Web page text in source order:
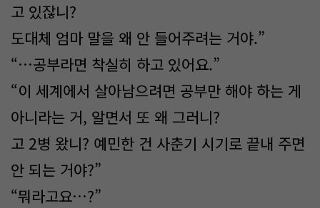
고 있잖니?
도대체 엄마 말을 왜 안 들어주려는 거야.”
“…공부라면 착실히 하고 있어요.”
“이 세계에서 살아남으려면 공부만 해야 하는 게
아니라는 거, 알면서 또 왜 그러니?
고 2병 왔니? 예민한 건 사춘기 시기로 끝내 주면
안 되는 거야?”
“뭐라고요…?”